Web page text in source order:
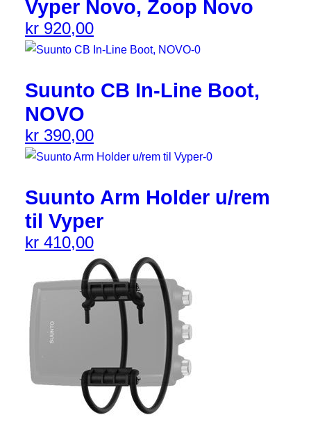
Vyper Novo, Zoop Novo
kr 920,00
Suunto CB In-Line Boot,
NOVO
kr 390,00
Suunto Arm Holder u/rem
til Vyper
kr 410,00